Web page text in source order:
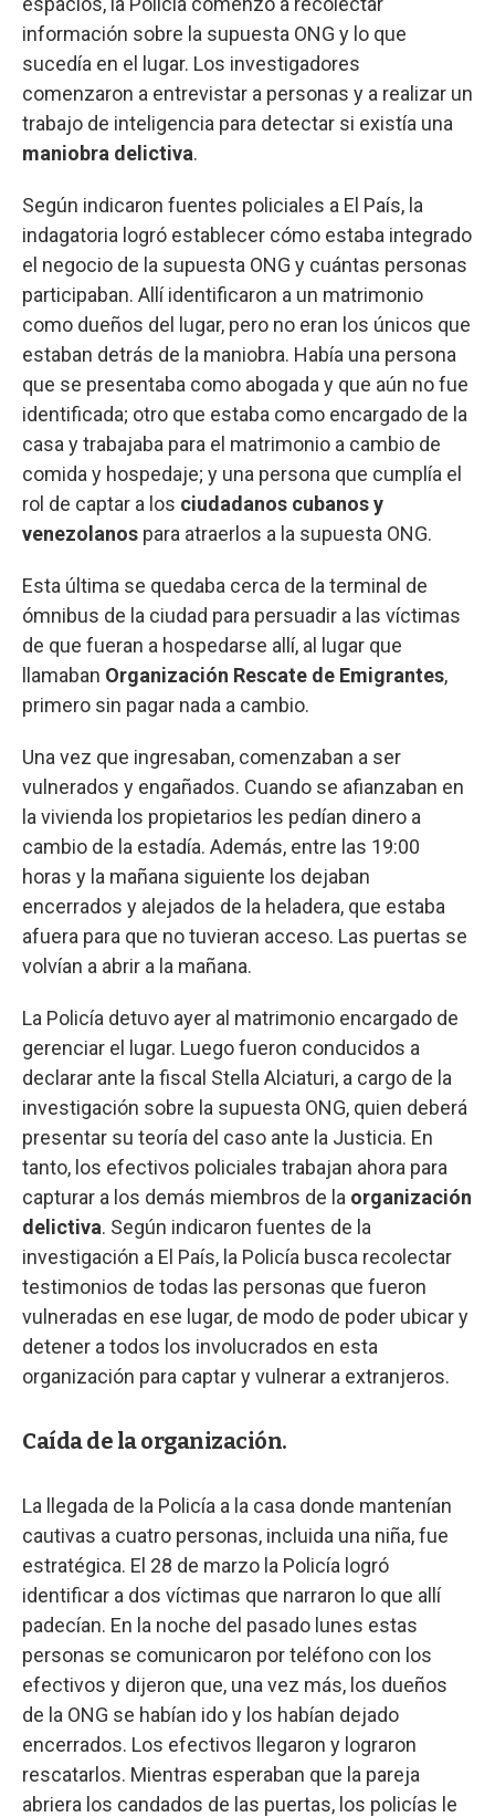
información sobre la supuesta ONG y lo que
sucedía en el lugar. Los investigadores
comenzaron a entrevistar a personas y a realizar un
trabajo de inteligencia para detectar si existía una
maniobra delictiva.
Según indicaron fuentes policiales a El País, la
indagatoria logró establecer cómo estaba integrado
el negocio de la supuesta ONG y cuántas personas
participaban. Allí identificaron a un matrimonio
como dueños del lugar, pero no eran los únicos que
estaban detrás de la maniobra. Había una persona
que se presentaba como abogada y que aún no fue
identificada; otro que estaba como encargado de la
casa y trabajaba para el matrimonio a cambio de
comida y hospedaje; y una persona que cumplía el
rol de captar a los ciudadanos cubanos y
venezolanos para atraerlos a la supuesta ONG.
Esta última se quedaba cerca de la terminal de
ómnibus de la ciudad para persuadir a las víctimas
de que fueran a hospedarse allí, al lugar que
llamaban Organización Rescate de Emigrantes,
primero sin pagar nada a cambio.
Una vez que ingresaban, comenzaban a ser
vulnerados y engañados. Cuando se afianzaban en
la vivienda los propietarios les pedían dinero a
cambio de la estadía. Además, entre las 19:00
horas y la mañana siguiente los dejaban
encerrados y alejados de la heladera, que estaba
afuera para que no tuvieran acceso. Las puertas se
volvían a abrir a la mañana.
La Policía detuvo ayer al matrimonio encargado de
gerenciar el lugar. Luego fueron conducidos a
declarar ante la fiscal Stella Alciaturi, a cargo de la
investigación sobre la supuesta ONG, quien deberá
presentar su teoría del caso ante la Justicia. En
tanto, los efectivos policiales trabajan ahora para
capturar a los demás miembros de la organización
delictiva. Según indicaron fuentes de la
investigación a El País, la Policía busca recolectar
testimonios de todas las personas que fueron
vulneradas en ese lugar, de modo de poder ubicar y
detener a todos los involucrados en esta
organización para captar y vulnerar a extranjeros.
Caída de la organización.
La llegada de la Policía a la casa donde mantenían
cautivas a cuatro personas, incluida una niña, fue
estratégica. El 28 de marzo la Policía logró
identificar a dos víctimas que narraron lo que allí
padecían. En la noche del pasado lunes estas
personas se comunicaron por teléfono con los
efectivos y dijeron que, una vez más, los dueños
de la ONG se habían ido y los habían dejado
encerrados. Los efectivos llegaron y lograron
rescatarlos. Mientras esperaban que la pareja
abriera los candados de las puertas, los policías le